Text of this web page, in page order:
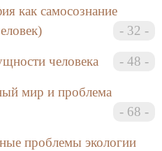
ни
процессы. Авторы
о самоопределении
национальных
весьма
так и остальных
как за автономию, так
как самосознание
32
человека 48
мир и проблема
68
проблемы экологии